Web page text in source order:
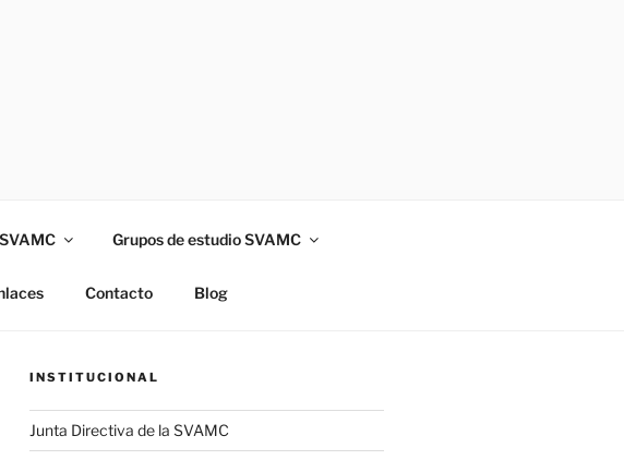
Grupos de estudio SVAMC
Contacto Blog
INSTITUCIONAL
Junta Directiva de la SVAMC